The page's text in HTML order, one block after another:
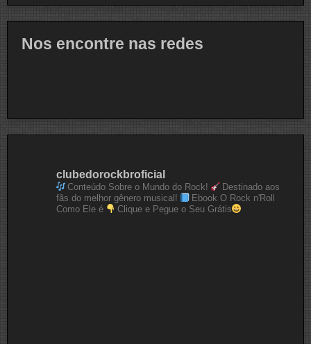
Nos encontre nas redes
clubedorockbroficial
Conteúdo Sobre o Mundo do Rock!
Destinado aos
fãs do melhor gênero musical!
Ebook O Rock n'Roll
Como Ele é
Clique e Pegue o Seu Grátis